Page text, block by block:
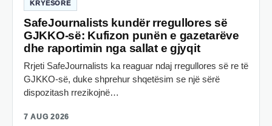
KRYESORE
SafeJournalists kundër rregullores së
GJKKO-së: Kufizon punën e gazetarëve
dhe raportimin nga sallat e gjyqit
Rrjeti SafeJournalists ka reaguar ndaj rregullores së re të
GJKKO-së, duke shprehur shqetësim se një sërë
dispozitash rrezikojnë…
7 AUG 2026